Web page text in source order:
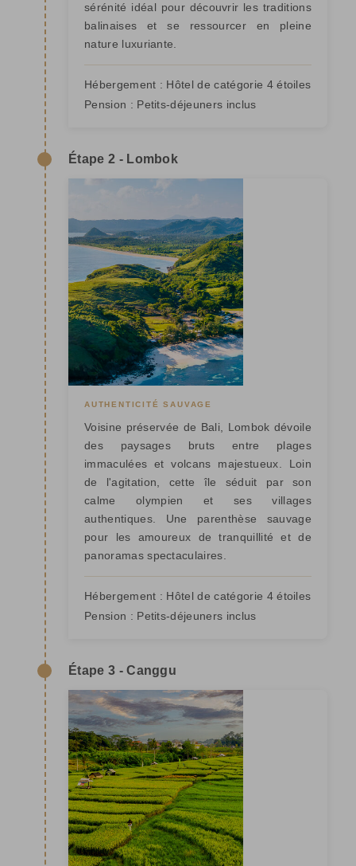
sérénité idéal pour découvrir les traditions
balinaises et se ressourcer en pleine
nature luxuriante.
Hébergement : Hôtel de catégorie 4 étoiles
Pension : Petits-déjeuners inclus
Étape 2 - Lombok
AUTHENTICITÉ SAUVAGE
Voisine préservée de Bali, Lombok dévoile
des paysages bruts entre plages
immaculées et volcans majestueux. Loin
de l'agitation, cette île séduit par son
calme olympien et ses villages
authentiques. Une parenthèse sauvage
pour les amoureux de tranquillité et de
panoramas spectaculaires.
Hébergement : Hôtel de catégorie 4 étoiles
Pension : Petits-déjeuners inclus
Étape 3 - Canggu